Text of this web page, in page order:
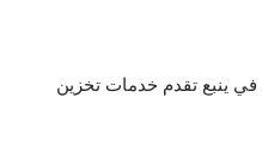
ينبع تقدم خدمات تخزين